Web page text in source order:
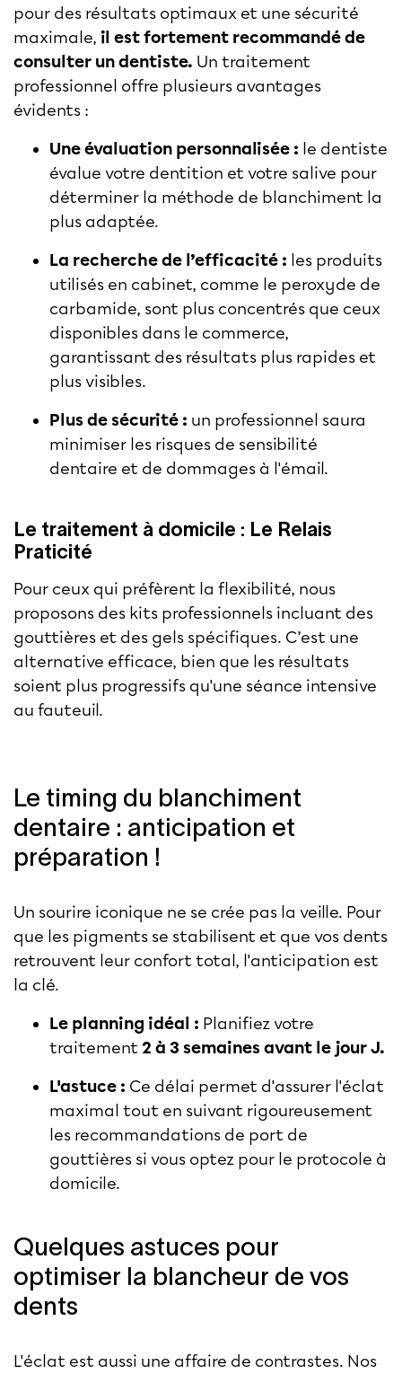
pour des résultats optimaux et une sécurité
maximale, il est fortement recommandé de
consulter un dentiste. Un traitement
professionnel offre plusieurs avantages
évidents :
Une évaluation personnalisée : le dentiste
évalue votre dentition et votre salive pour
déterminer la méthode de blanchiment la
plus adaptée.
La recherche de l’efficacité : les produits
utilisés en cabinet, comme le peroxyde de
carbamide, sont plus concentrés que ceux
disponibles dans le commerce,
garantissant des résultats plus rapides et
plus visibles.
Plus de sécurité : un professionnel saura
minimiser les risques de sensibilité
dentaire et de dommages à l'émail.
Le traitement à domicile : Le Relais
Praticité
Pour ceux qui préfèrent la flexibilité, nous
proposons des kits professionnels incluant des
gouttières et des gels spécifiques. C’est une
alternative efficace, bien que les résultats
soient plus progressifs qu'une séance intensive
au fauteuil.
Le timing du blanchiment
dentaire : anticipation et
préparation !
Un sourire iconique ne se crée pas la veille. Pour
que les pigments se stabilisent et que vos dents
retrouvent leur confort total, l'anticipation est
la clé.
Le planning idéal : Planifiez votre
traitement 2 à 3 semaines avant le jour J.
L'astuce : Ce délai permet d'assurer l'éclat
maximal tout en suivant rigoureusement
les recommandations de port de
gouttières si vous optez pour le protocole à
domicile.
Quelques astuces pour
optimiser la blancheur de vos
dents
L'éclat est aussi une affaire de contrastes. Nos